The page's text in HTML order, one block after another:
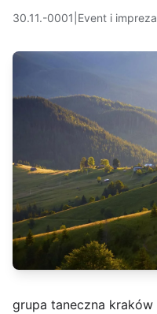
30.11.-0001 Event i impreza
grupa taneczna kraków